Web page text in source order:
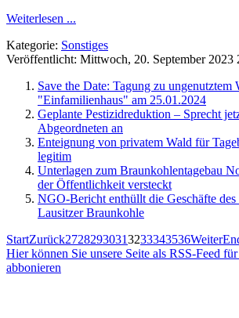
Weiterlesen ...
Kategorie: Sonstiges
Veröffentlicht: Mittwoch, 20. September 2023
Save the Date: Tagung zu ungenutztem
"Einfamilienhaus" am 25.01.2024
Geplante Pestizidreduktion – Sprecht
Abgeordneten an
Enteignung von privatem Wald für
legitim
Unterlagen zum Braunkohlentagebau
der Öffentlichkeit versteckt
NGO-Bericht enthüllt die Geschäfte
Lausitzer Braunkohle
StartZurück27282930313233343536Weiter
Hier können Sie unsere Seite als RSS-Feed
abbonieren